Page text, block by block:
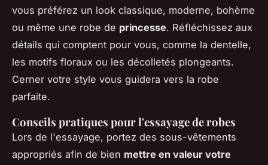
vous préférez un look classique, moderne, bohème
ou même une robe de princesse. Réfléchissez aux
détails qui comptent pour vous, comme la dentelle,
les motifs floraux ou les décolletés plongeants.
Cerner votre style vous guidera vers la robe
parfaite.
Conseils pratiques pour l'essayage de robes
Lors de l'essayage, portez des sous-vêtements
appropriés afin de bien mettre en valeur votre